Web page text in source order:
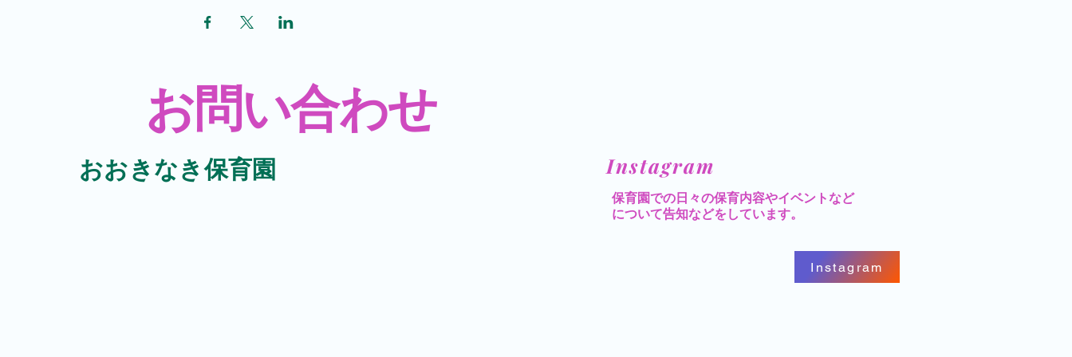
​おおきなき保育園 ​Instagram
​保育園での日々の保育内容やイベントなど
について告知などをしています。
Instagram
​お問い合わせ